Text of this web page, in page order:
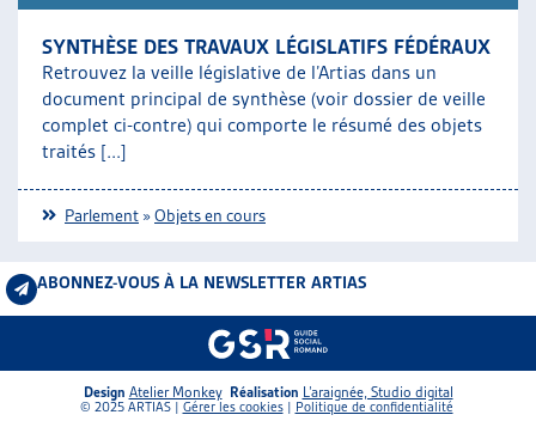
SYNTHÈSE DES TRAVAUX LÉGISLATIFS FÉDÉRAUX
Retrouvez la veille législative de l’Artias dans un
document principal de synthèse (voir dossier de veille
complet ci-contre) qui comporte le résumé des objets
traités [...]
Parlement »Objets en cours
ABONNEZ-VOUS À LA NEWSLETTER ARTIAS
Design Atelier Monkey Réalisation L’araignée, Studio digital
© 2025 ARTIAS | Gérer les cookies| Politique de confidentialité